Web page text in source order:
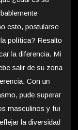
esto, postularse
política? Resalto
la diferencia. Mi
salir de su zona
Con un
pude superar
masculinos y fui
la diversidad